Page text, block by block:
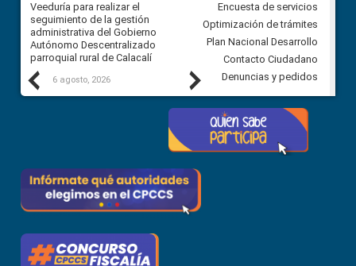
Previous
Veeduría para realizar el
seguimiento de la gestión
administrativa del Gobierno
Autónomo Descentralizado
parroquial rural de Calacalí
6 agosto, 2026
Veeduría para vigilar los
derivados de la Audiencia
comunidad Urbina, parroquia
Carolina
5 agosto, 2026
Next
Encuesta de servicios
Optimización de trámites
Plan Nacional Desarrollo
Contacto Ciudadano
Denuncias y pedidos